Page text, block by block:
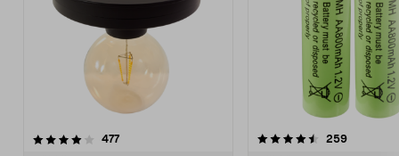
477arvostelut
4.5 viidestä
259arvostelut
3.0 viidestä